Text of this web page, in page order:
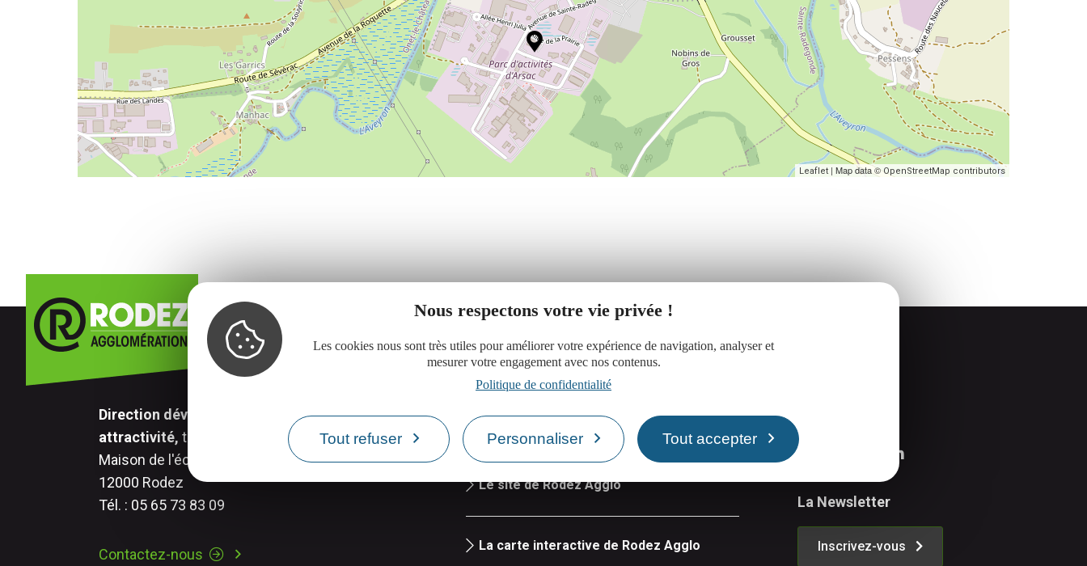
Nous respectons votre vie privée !
Les cookies nous sont très utiles pour améliorer votre expérience de navigation, analyser et
mesurer votre engagement avec nos contenus.
Politique de confidentialité
Tout refuser Personnaliser Tout accepter
Leaflet | Map data ©OpenStreetMap contributors
Direction développement économique,
attractivité, transition numérique.
Maison de l'économie - 17 rue Aristide Briand
12000 Rodez
Tél. : 05 65 73 83 09
Contactez-nous
Réserver une salle de réunion
Le site de Rodez Agglo
La carte interactive de Rodez Agglo
La Newsletter
Inscrivez-vous